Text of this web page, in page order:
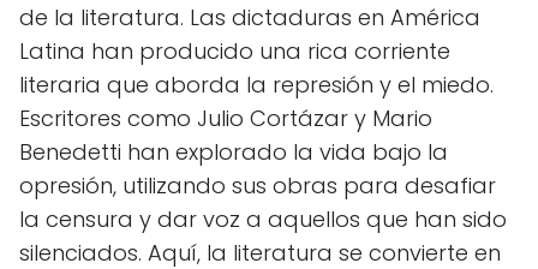
de la literatura. Las dictaduras en América
Latina han producido una rica corriente
literaria que aborda la represión y el miedo.
Escritores como Julio Cortázar y Mario
Benedetti han explorado la vida bajo la
opresión, utilizando sus obras para desafiar
la censura y dar voz a aquellos que han sido
silenciados. Aquí, la literatura se convierte en